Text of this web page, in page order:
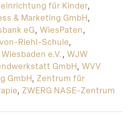
für Kinder,
& Marketing GmbH,
eG, WiesPaten,
Riehl-Schule,
e.V., WJW
GmbH, WVV
GmbH, Zentrum für
, ZWERG NASE-Zentrum